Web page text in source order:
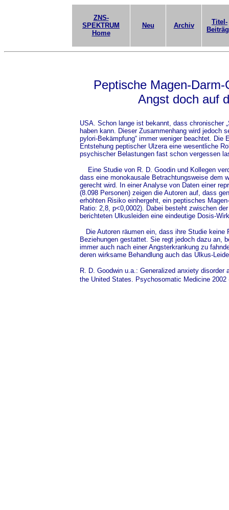
ZNS-
SPEKTRUM
Home
Neu Archiv
Titel-
Peptische Magen-
Angst doch auf
USA. Schon lange ist bekannt, dass chronischer
haben kann. Dieser Zusammenhang wird jedoch
pylori-Bekämpfung“ immer weniger beachtet. Die
Entstehung peptischer Ulzera eine wesentliche
psychischer Belastungen fast schon vergessen
Eine Studie von R. D. Goodin und Kollegen
dass eine monokausale Betrachtungsweise dem
gerecht wird. In einer Analyse von Daten einer
(8.098 Personen) zeigen die Autoren auf, dass
erhöhten Risiko einhergeht, ein peptisches
Ratio: 2,8, p<0,0002). Dabei besteht zwischen
berichteten Ulkusleiden eine eindeutige Dosis-
Die Autoren räumen ein, dass ihre Studie keine
Beziehungen gestattet. Sie regt jedoch dazu an,
immer auch nach einer Angsterkrankung zu
deren wirksame Behandlung auch das Ulkus-
R. D. Goodwin u.a.: Generalized anxiety
the United States. Psychosomatic Medicine 2002